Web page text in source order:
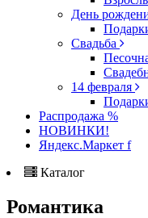
День
Свадьба
14 февраля
Распродажа %
НОВИНКИ!
Яндекс.Маркет f
Каталог
Романтика